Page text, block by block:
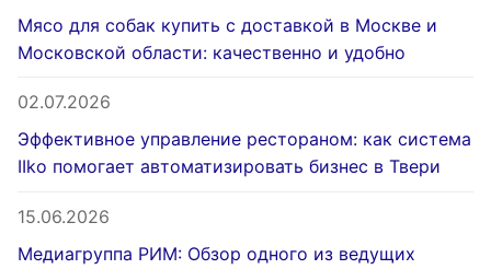
Мясо для собак купить с доставкой в Москве и
Московской области: качественно и удобно
02.07.2026
Эффективное управление рестораном: как система
IIko помогает автоматизировать бизнес в Твери
15.06.2026
Медиагруппа РИМ: Обзор одного из ведущих